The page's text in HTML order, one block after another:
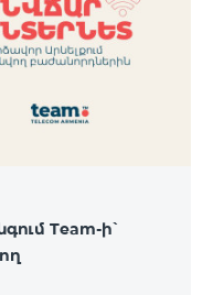
10:00-19:00
26/26 09:00-
Team-ի՝